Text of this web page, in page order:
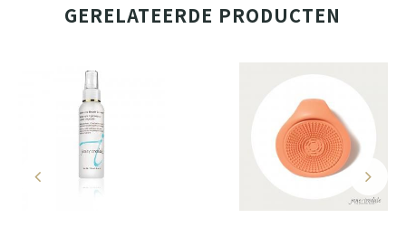
GERELATEERDE PRODUCTEN